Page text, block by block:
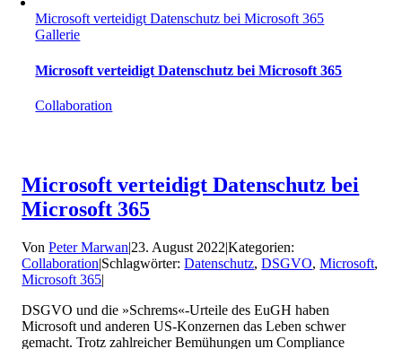
Microsoft verteidigt Datenschutz bei Microsoft 365
Gallerie
Microsoft verteidigt Datenschutz bei Microsoft 365
Collaboration
Microsoft verteidigt Datenschutz bei
Microsoft 365
VonPeter Marwan|23. August 2022|Kategorien:
Collaboration|Schlagwörter:Datenschutz,DSGVO,Microsoft,
Microsoft 365|
DSGVO und die »Schrems«-Urteile des EuGH haben
Microsoft und anderen US-Konzernen das Leben schwer
gemacht. Trotz zahlreicher Bemühungen um Compliance